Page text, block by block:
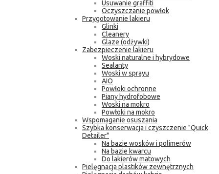
Usuwanie graffiti
Oczyszczanie powłok
Przygotowanie lakieru
Glinki
Cleanery
Glaze (odżywki)
Zabezpieczenie lakieru
Woski naturalne i hybrydowe
Sealanty
Woski w sprayu
AIO
Powłoki ochronne
Piany hydrofobowe
Woski na mokro
Powłoki na mokro
Wspomaganie osuszania
Szybka konserwacja i czyszczenie "Quick
Detailer"
Na bazie wosków i polimerów
Na bazie kwarcu
Do lakierów matowych
Pielęgnacja plastików zewnętrznych